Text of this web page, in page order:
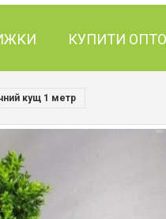
КУПИТИ
кущ 1 метр